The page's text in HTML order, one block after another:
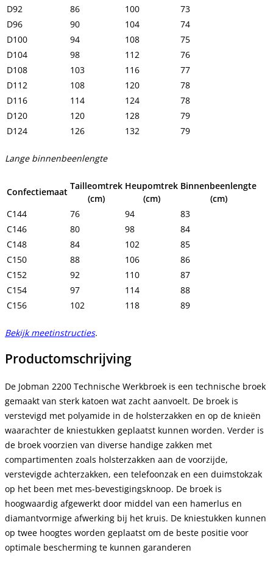
D92
86 100
73
D96
90 104
74
D100
94 108
75
D104
98 112
76
D108
103 116
77
D112
108 120
78
D116
114 124
78
D120
120 128
79
D124
126 132 79
Lange binnenbeenlengte
Confectiemaat
Tailleomtrek
(cm)
Heupomtrek
(cm)
Binnenbeenlengte
(cm)
C144
76 94
83
C146
80 98
84
C148
84 102
85
C150
88 106
86
C152
92 110
87
C154
97 114
88
C156
102 118 89
Bekijk meetinstructies.
Productomschrijving
De Jobman 2200 Technische Werkbroek is een technische broek
gemaakt van sterk katoen wat zacht aanvoelt. De broek is
verstevigd met polyamide in de holsterzakken en op de knieën
waarachter de kniestukken geplaatst kunnen worden. Verder is
de broek voorzien van diverse handige zakken met
compartimenten zoals holsterzakken aan de voorzijde,
verstevigde achterzakken, een telefoonzak en een duimstokzak
op het been met mes-bevestigingsknoop. De broek is
hoogwaardig afgewerkt door middel van een hamerlus en
diamantvormige afwerking bij het kruis. De kniestukken kunnen
op twee hoogtes worden geplaatst om de beste positie voor
optimale bescherming te kunnen garanderen